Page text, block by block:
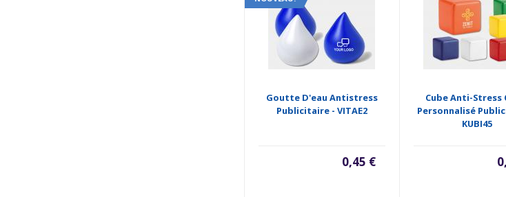
Goutte D'eau Antistress
Publicitaire - VITAE2
0,45 €
Cube Anti-Stress
Personnalisé
KUBI45